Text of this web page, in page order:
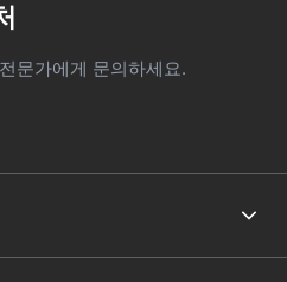
문가에게 문의하세요.